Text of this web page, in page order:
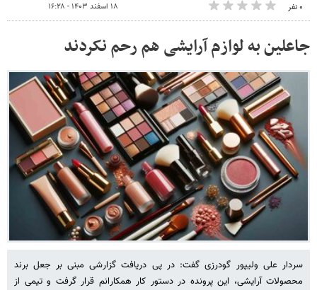
۰ نفر ۱۸ اسفند ۱۴۰۳ - ۱۶:۲۸
جاعلین به لوازم آرایشی هم رحم نکردند
سردار علی ولیپور گودرزی گفت: در پی دریافت گزارشی مبنی بر جعل برند
محصولات آرایشی، این پرونده در دستور کار همکارانم قرار گرفت و تیمی از